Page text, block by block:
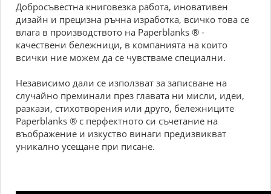
Добросъвестна книговезка работа, иновативен
дизайн и прецизна ръчна изработка, всичко това се
влага в производството на Paperblanks ® -
качествени бележници, в компанията на които
всички ние можем да се чувстваме специални.
Независимо дали се използват за записване на
случайно преминали през главата ни мисли, идеи,
разкази, стихотворения или друго, бележниците
Paperblanks ® с перфектното си съчетание на
въображение и изкуство винаги предизвикват
уникално усещане при писане.